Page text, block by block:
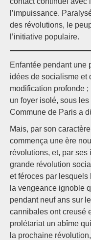
l’impuissance.
des révolutions, le
l’initiative populaire.
Enfantée pendant une
idées de socialisme et
modification profonde ;
un foyer isolé, sous
Commune de Paris a
Mais, par son
commença une ère
révolutions, et, par
grande révolution
et féroces par
la vengeance ignoble
pendant neuf ans sur
cannibales ont creusé
prolétariat un abîme
la prochaine